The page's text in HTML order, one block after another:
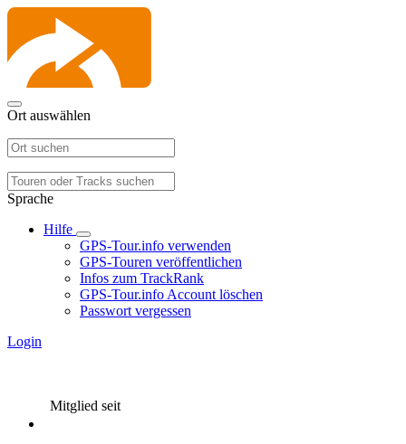
Ort auswählen
Sprache
Hilfe
GPS-Tour.info verwenden
GPS-Touren veröffentlichen
Infos zum TrackRank
GPS-Tour.info Account löschen
Passwort vergessen
Login
Mitglied seit